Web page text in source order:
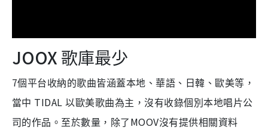
JOOX 歌庫最少
7個平台收納的歌曲皆涵蓋本地、華語、日韓、歐美等，
當中 TIDAL以歐美歌曲為主，沒有收錄個別本地唱片公
司的作品。至於數量，除了MOOV沒有提供相關資料